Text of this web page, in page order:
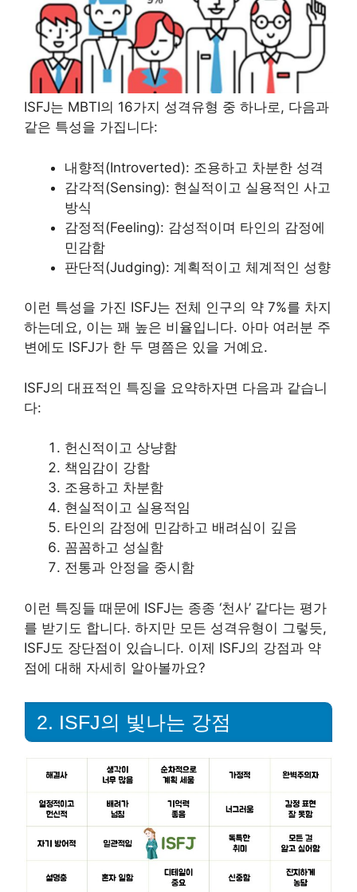
ISFJ는 MBTI의 16가지 성격유형 중 하나로, 다음과
같은 특성을 가집니다:
내향적(Introverted): 조용하고 차분한 성격
감각적(Sensing): 현실적이고 실용적인 사고
방식
감정적(Feeling): 감성적이며 타인의 감정에
민감함
판단적(Judging): 계획적이고 체계적인 성향
이런 특성을 가진 ISFJ는 전체 인구의 약 7%를 차지
하는데요, 이는 꽤 높은 비율입니다. 아마 여러분 주
변에도 ISFJ가 한 두 명쯤은 있을 거예요.
ISFJ의 대표적인 특징을 요약하자면 다음과 같습니
다:
헌신적이고 상냥함
책임감이 강함
조용하고 차분함
현실적이고 실용적임
타인의 감정에 민감하고 배려심이 깊음
꼼꼼하고 성실함
전통과 안정을 중시함
이런 특징들 때문에 ISFJ는 종종 ‘천사’ 같다는 평가
를 받기도 합니다. 하지만 모든 성격유형이 그렇듯,
ISFJ도 장단점이 있습니다. 이제 ISFJ의 강점과 약
점에 대해 자세히 알아볼까요?
2. ISFJ의 빛나는 강점